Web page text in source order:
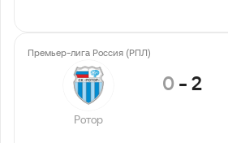
Премьер-лига Россия (РПЛ)
Ротор
0 -2